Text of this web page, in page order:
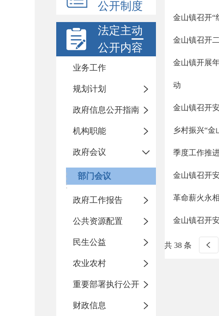
公开制度
法定主动
公开内容
业务工作
规划计划
政府信息公开指南
机构职能
政府会议
部门会议
政府工作报告
公共资源配置
民生公益
农业农村
重要部署执行公开
财政信息
金山镇召开“
金山镇召开
金山镇开展
动
金山镇召开
乡村振兴“金
季度工作推
金山镇召开
革命薪火永
金山镇召开
共 38 条